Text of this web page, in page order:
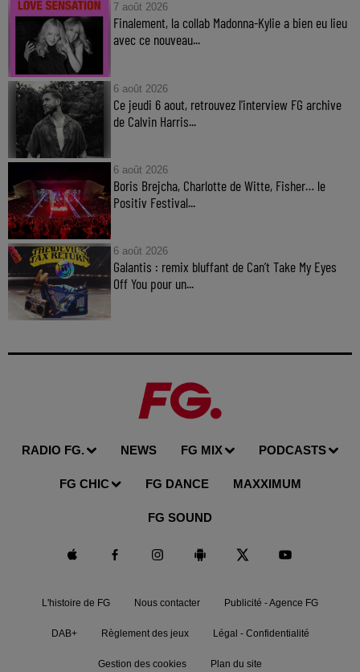
7 août 2026
Finalement, la collab Madonna-Kylie a bien eu lieu
avec ce nouveau...
6 août 2026
Ce jeudi 6 aout, retrouvez l'interview FG archive
de Calvin Harris...
6 août 2026
Boris Brejcha, Charlotte de Witte, Fisher… le
Positiv Festival...
6 août 2026
Galantis : remix bluffant de Can’t Take My Eyes
Off You pour un...
RADIO FG. NEWS FG MIX PODCASTS
FG CHIC FG DANCE MAXXIMUM
FG SOUND
L'histoire de FG Nous contacter Publicité - Agence FG
DAB+ Règlement des jeux Légal - Confidentialité
Gestion des cookies Plan du site